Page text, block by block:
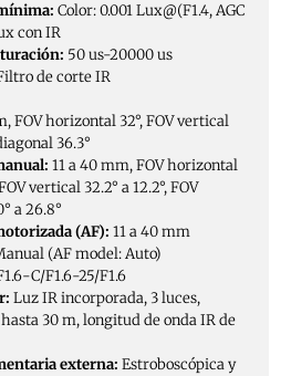
Color: 0.001 Lux@(F1.4, AGC
con IR
50 us-20000 us
de corte IR
FOV horizontal 32°, FOV vertical
36.3°
11 a 40 mm, FOV horizontal
vertical 32.2° a 12.2°, FOV
a 26.8°
(AF): 11 a 40 mm
(AF model: Auto)
C/F1.6-25/F1.6
Luz IR incorporada, 3 luces,
30 m, longitud de onda IR de
externa: Estroboscópica y